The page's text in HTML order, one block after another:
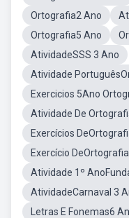
Ortografia2 Ano
Ortografia5 Ano
AtividadeSSS 3 Ano
Atividade
Exercicios 5Ano
Atividade De
Exercícios
Exercício
Atividade 1º
AtividadeCarnaval 3
Letras E Fonemas6